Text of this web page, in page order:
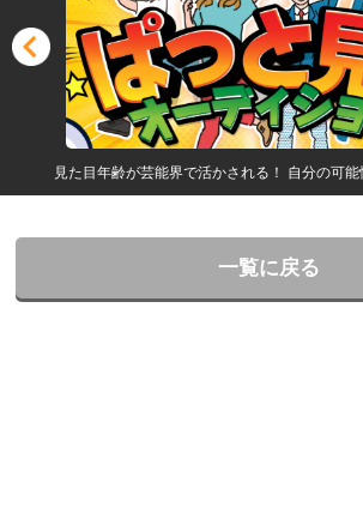
見た目年齢が芸能界で活かされる！ 自分の可能
一覧に戻る